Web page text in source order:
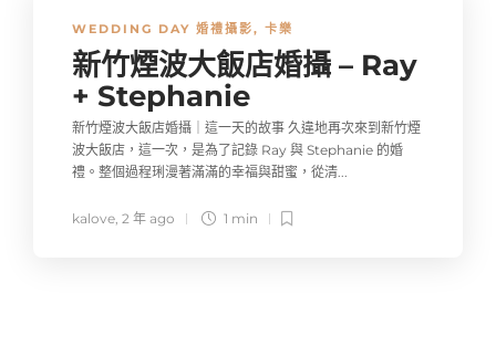
WEDDING DAY 婚禮攝影, 卡樂
新竹煙波大飯店婚攝 – Ray
+ Stephanie
新竹煙波大飯店婚攝｜這一天的故事 久違地再次來到新竹煙
波大飯店，這一次，是為了記錄 Ray 與 Stephanie 的婚
禮。整個過程琍漫著滿滿的幸福與甜蜜，從清...
kalove 2 年 ago 1 min